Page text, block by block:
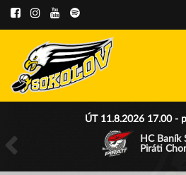
ÚT 11.8.2026 17.00 -
HC Baník
Piráti